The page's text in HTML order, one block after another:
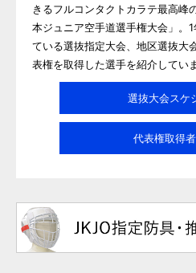
きるフルコンタクトカラテ最高峰
本ジュニア空手道選手権大会」。
ている選抜指定大会、地区選抜大
表権を取得した選手を紹介していま
選抜大会スケ
代表権取得